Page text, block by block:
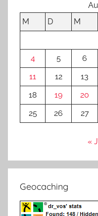
M
D M
4
5 6
11
12 13
18
19 20
25
26 27
«
Geocaching